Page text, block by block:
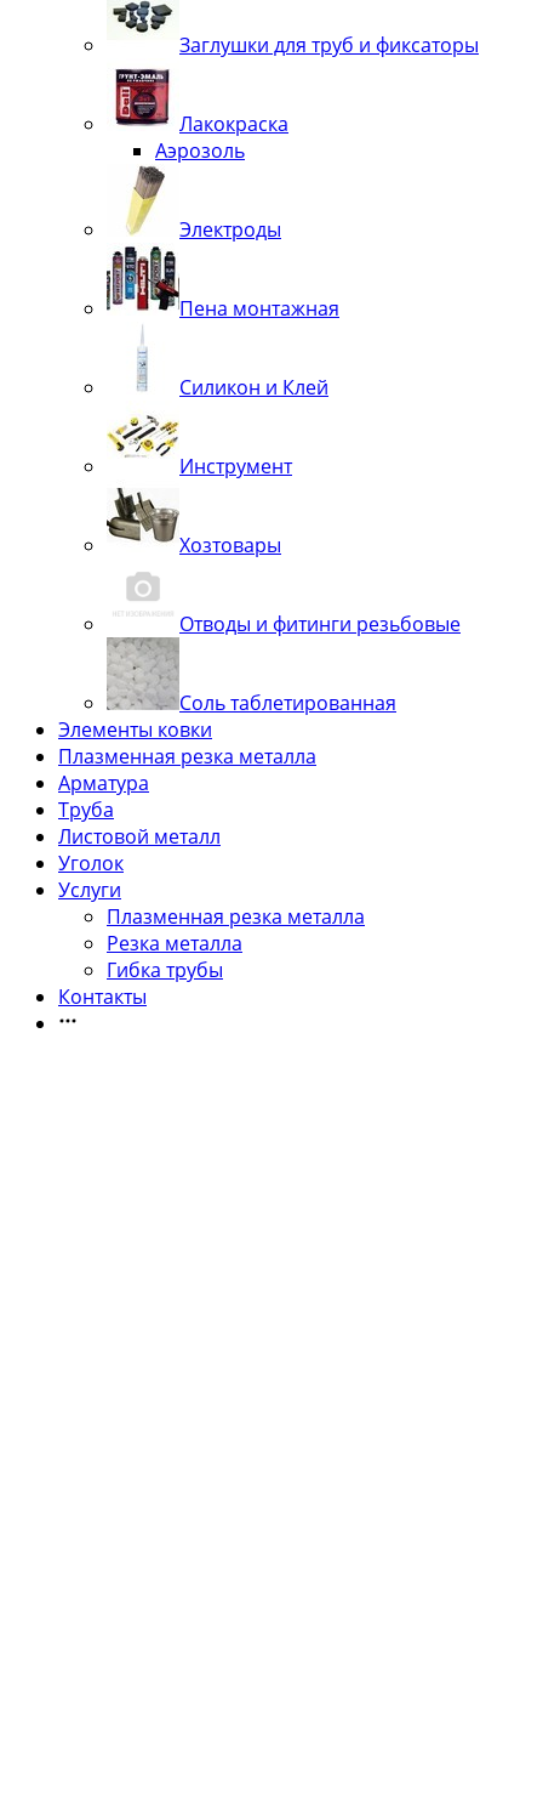
Заглушки для труб и фиксаторы
Лакокраска
Аэрозоль
Электроды
Пена монтажная
Силикон и Клей
Инструмент
Хозтовары
Отводы и фитинги резьбовые
Соль таблетированная
Элементы ковки
Плазменная резка металла
Арматура
Труба
Листовой металл
Уголок
Услуги
Плазменная резка металла
Резка металла
Гибка трубы
Контакты